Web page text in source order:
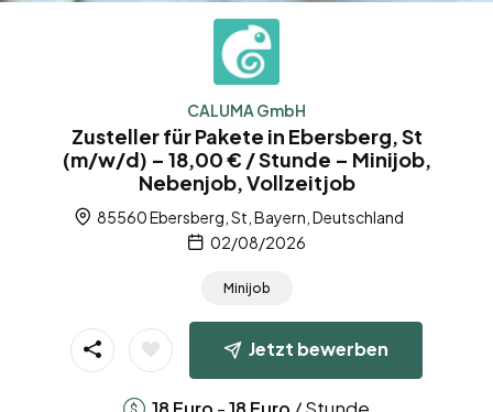
CALUMA GmbH
Zusteller für Pakete in Ebersberg, St
(m/w/d) – 18,00 € / Stunde – Minijob,
Nebenjob, Vollzeitjob
85560 Ebersberg, St, Bayern, Deutschland
02/08/2026
Minijob
Jetzt bewerben